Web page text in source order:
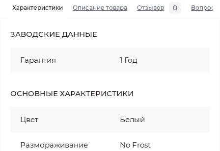
Характеристики Описание товара Отзывов 0 Вопросы
ЗАВОДСКИЕ ДАННЫЕ
Гарантия 1 Год
ОСНОВНЫЕ ХАРАКТЕРИСТИКИ
Цвет Белый
Размораживание
No Frost